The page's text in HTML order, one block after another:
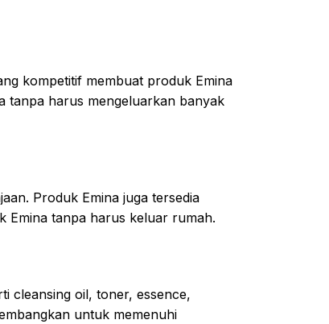
kompetitif membuat produk Emina
tanpa harus mengeluarkan banyak
Produk Emina juga tersedia
Emina tanpa harus keluar rumah.
cleansing oil, toner, essence,
untuk memenuhi